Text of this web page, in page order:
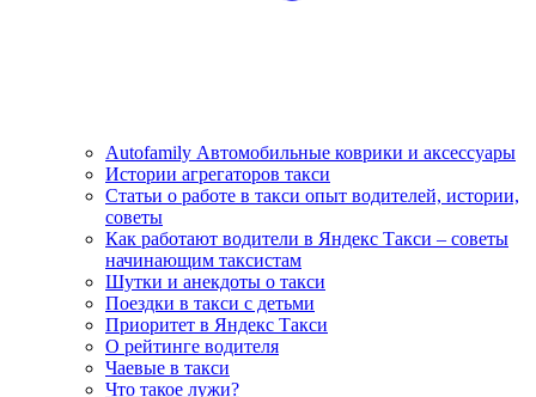
Autofamily Автомобильные коврики и аксессуары
Истории агрегаторов такси
Статьи о работе в такси опыт водителей, истории,
советы
Как работают водители в Яндекс Такси – советы
начинающим таксистам
Шутки и анекдоты о такси
Поездки в такси с детьми
Приоритет в Яндекс Такси
О рейтинге водителя
Чаевые в такси
Что такое лужи?